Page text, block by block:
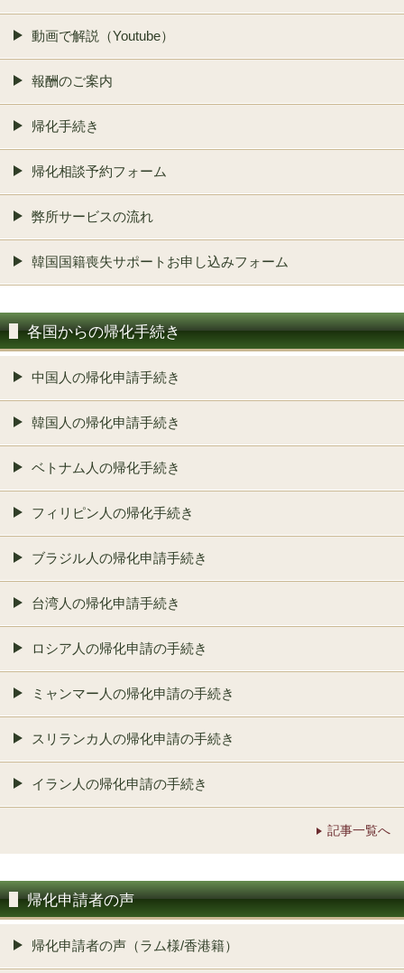
動画で解説（Youtube）
報酬のご案内
帰化手続き
帰化相談予約フォーム
弊所サービスの流れ
韓国国籍喪失サポートお申し込みフォーム
各国からの帰化手続き
中国人の帰化申請手続き
韓国人の帰化申請手続き
ベトナム人の帰化手続き
フィリピン人の帰化手続き
ブラジル人の帰化申請手続き
台湾人の帰化申請手続き
ロシア人の帰化申請の手続き
ミャンマー人の帰化申請の手続き
スリランカ人の帰化申請の手続き
イラン人の帰化申請の手続き
記事一覧へ
帰化申請者の声
帰化申請者の声（ラム様/香港籍）